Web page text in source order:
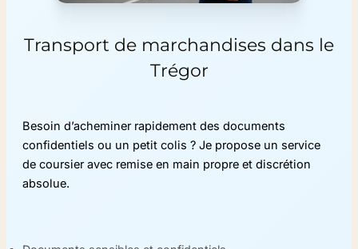
Transport de marchandises dans le
Trégor
Besoin d’acheminer rapidement des documents
confidentiels ou un petit colis ? Je propose un service
de coursier avec remise en main propre et discrétion
absolue.